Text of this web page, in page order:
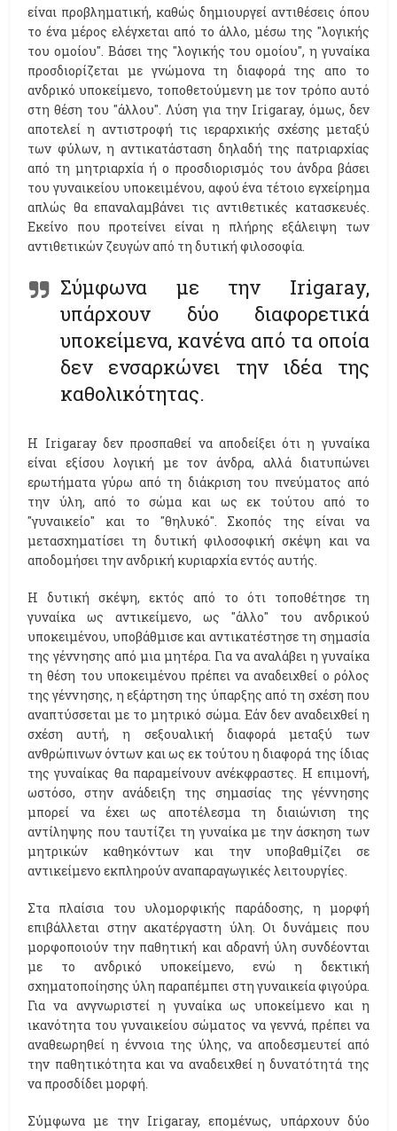
είναι προβληματική, καθώς δημιουργεί αντιθέσεις όπου
το ένα μέρος ελέγχεται από το άλλο, μέσω της ''λογικής
του ομοίου''. Βάσει της ''λογικής του ομοίου'', η γυναίκα
προσδιορίζεται με γνώμονα τη διαφορά της απο το
ανδρικό υποκείμενο, τοποθετούμενη με τον τρόπο αυτό
στη θέση του ''άλλου''. Λύση για την Irigaray, όμως, δεν
αποτελεί η αντιστροφή τις ιεραρχικής σχέσης μεταξύ
των φύλων, η αντικατάσταση δηλαδή της πατριαρχίας
από τη μητριαρχία ή ο προσδιορισμός του άνδρα βάσει
του γυναικείου υποκειμένου, αφού ένα τέτοιο εγχείρημα
απλώς θα επαναλαμβάνει τις αντιθετικές κατασκευές.
Εκείνο που προτείνει είναι η πλήρης εξάλειψη των
αντιθετικών ζευγών από τη δυτική φιλοσοφία.
Σύμφωνα με την Ιrigaray,
υπάρχουν δύο διαφορετικά
υποκείμενα, κανένα από τα οποία
δεν ενσαρκώνει την ιδέα της
καθολικότητας.
Η Ιrigaray δεν προσπαθεί να αποδείξει ότι η γυναίκα
είναι εξίσου λογική με τον άνδρα, αλλά διατυπώνει
ερωτήματα γύρω από τη διάκριση του πνεύματος από
την ύλη, από το σώμα και ως εκ τούτου από το
''γυναικείο'' και το ''θηλυκό''. Σκοπός της είναι να
μετασχηματίσει τη δυτική φιλοσοφική σκέψη και να
αποδομήσει την ανδρική κυριαρχία εντός αυτής.
Η δυτική σκέψη, εκτός από το ότι τοποθέτησε τη
γυναίκα ως αντικείμενο, ως ''άλλο'' του ανδρικού
υποκειμένου, υποβάθμισε και αντικατέστησε τη σημασία
της γέννησης από μια μητέρα. Για να αναλάβει η γυναίκα
τη θέση του υποκειμένου πρέπει να αναδειχθεί ο ρόλος
της γέννησης, η εξάρτηση της ύπαρξης από τη σχέση που
αναπτύσσεται με το μητρικό σώμα. Εάν δεν αναδειχθεί η
σχέση αυτή, η σεξουαλική διαφορά μεταξύ των
ανθρώπινων όντων και ως εκ τούτου η διαφορά της ίδιας
της γυναίκας θα παραμείνουν ανέκφραστες. Η επιμονή,
ωστόσο, στην ανάδειξη της σημασίας της γέννησης
μπορεί να έχει ως αποτέλεσμα τη διαιώνιση της
αντίληψης που ταυτίζει τη γυναίκα με την άσκηση των
μητρικών καθηκόντων και την υποβαθμίζει σε
αντικείμενο εκπληρούν αναπαραγωγικές λειτουργίες.
Στα πλαίσια του υλομορφικής παράδοσης, η μορφή
επιβάλλεται στην ακατέργαστη ύλη. Οι δυνάμεις που
μορφοποιούν την παθητική και αδρανή ύλη συνδέονται
με το ανδρικό υποκείμενο, ενώ η δεκτική
σχηματοποίησης ύλη παραπέμπει στη γυναικεία φιγούρα.
Για να ανγνωριστεί η γυναίκα ως υποκείμενο και η
ικανότητα του γυναικείου σώματος να γεννά, πρέπει να
αναθεωρηθεί η έννοια της ύλης, να αποδεσμευτεί από
την παθητικότητα και να αναδειχθεί η δυνατότητά της
να προσδίδει μορφή.
Σύμφωνα με την Ιrigaray, επομένως, υπάρχουν δύο